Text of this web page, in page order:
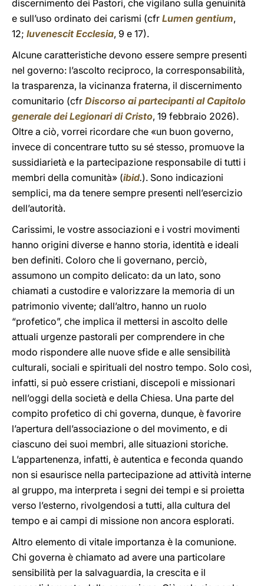
discernimento dei Pastori, che vigilano sulla genuinità
e sull’uso ordinato dei carismi (cfr Lumen gentium,
12; Iuvenescit Ecclesia, 9 e 17).
Alcune caratteristiche devono essere sempre presenti
nel governo: l’ascolto reciproco, la corresponsabilità,
la trasparenza, la vicinanza fraterna, il discernimento
comunitario (cfr Discorso ai partecipanti al Capitolo
generale dei Legionari di Cristo, 19 febbraio 2026).
Oltre a ciò, vorrei ricordare che «un buon governo,
invece di concentrare tutto su sé stesso, promuove la
sussidiarietà e la partecipazione responsabile di tutti i
membri della comunità» (ibid.). Sono indicazioni
semplici, ma da tenere sempre presenti nell’esercizio
dell’autorità.
Carissimi, le vostre associazioni e i vostri movimenti
hanno origini diverse e hanno storia, identità e ideali
ben definiti. Coloro che li governano, perciò,
assumono un compito delicato: da un lato, sono
chiamati a custodire e valorizzare la memoria di un
patrimonio vivente; dall’altro, hanno un ruolo
“profetico”, che implica il mettersi in ascolto delle
attuali urgenze pastorali per comprendere in che
modo rispondere alle nuove sfide e alle sensibilità
culturali, sociali e spirituali del nostro tempo. Solo così,
infatti, si può essere cristiani, discepoli e missionari
nell’oggi della società e della Chiesa. Una parte del
compito profetico di chi governa, dunque, è favorire
l’apertura dell’associazione o del movimento, e di
ciascuno dei suoi membri, alle situazioni storiche.
L’appartenenza, infatti, è autentica e feconda quando
non si esaurisce nella partecipazione ad attività interne
al gruppo, ma interpreta i segni dei tempi e si proietta
verso l’esterno, rivolgendosi a tutti, alla cultura del
tempo e ai campi di missione non ancora esplorati.
Altro elemento di vitale importanza è la comunione.
Chi governa è chiamato ad avere una particolare
sensibilità per la salvaguardia, la crescita e il